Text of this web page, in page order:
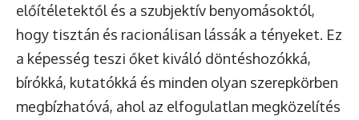
előítéletektől és a szubjektív benyomásoktól,
hogy tisztán és racionálisan lássák a tényeket. Ez
a képesség teszi őket kiváló döntéshozókká,
bírókká, kutatókká és minden olyan szerepkörben
megbízhatóvá, ahol az elfogulatlan megközelítés